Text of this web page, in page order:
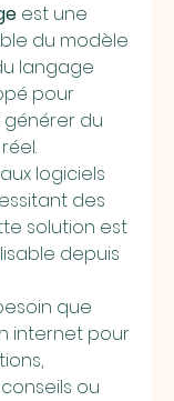
est une
du modèle
langage
pour
du
logiciels
des
solution est
depuis
que
internet pour
ou